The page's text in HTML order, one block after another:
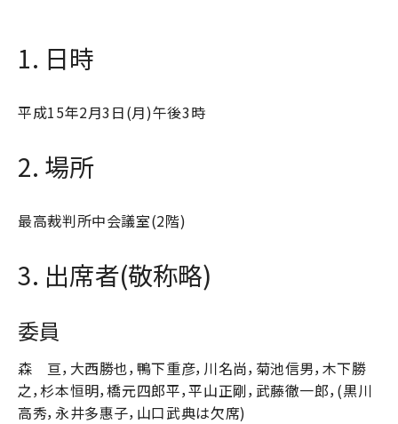
1. 日時
平成15年2月3日(月)午後3時
2. 場所
最高裁判所中会議室(2階)
3. 出席者(敬称略)
委員
森 亘，大西勝也，鴨下重彦，川名尚，菊池信男，木下勝
之，杉本恒明，橋元四郎平，平山正剛，武藤徹一郎，(黒川
高秀，永井多惠子，山口武典は欠席)